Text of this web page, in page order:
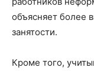
объясняет более
занятости.
Кроме того,